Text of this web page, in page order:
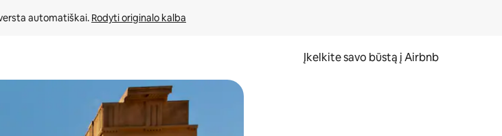
automatiškai. Rodyti originalo kalba
Įkelkite savo būstą į Airbnb